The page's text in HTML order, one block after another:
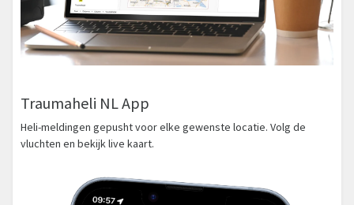
Traumaheli NL App
Heli-meldingen gepusht voor elke gewenste locatie. Volg de
vluchten en bekijk live kaart.